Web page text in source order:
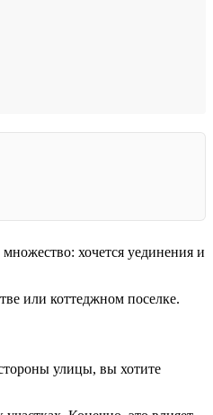
хочется уединения и
или коттеджном поселке.
улицы, вы хотите